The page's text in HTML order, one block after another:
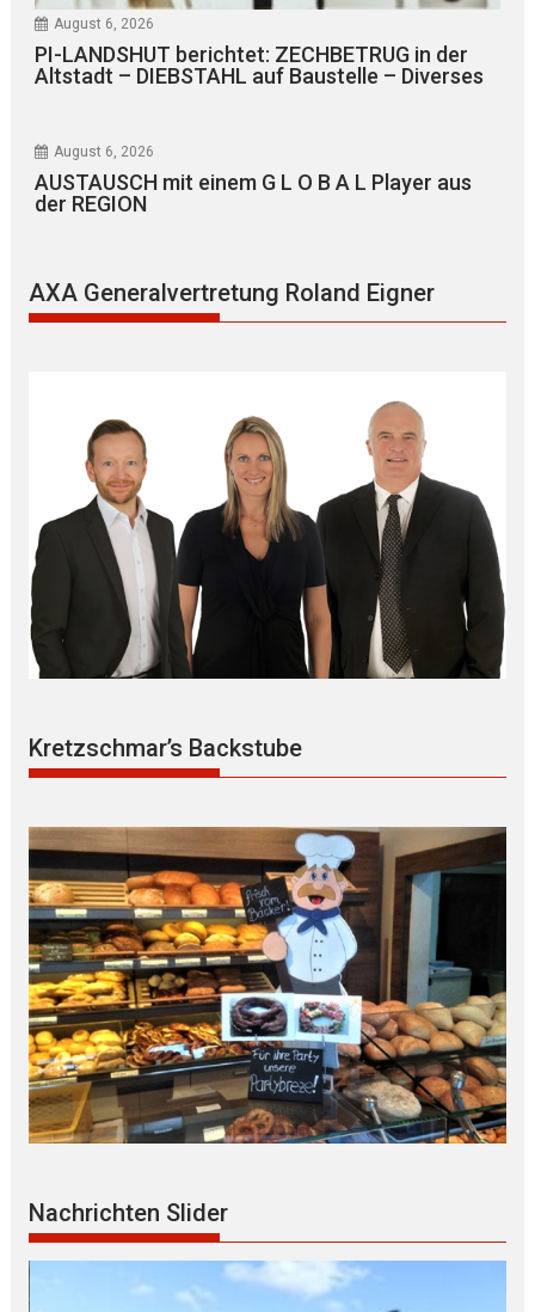
August 6, 2026
PI-LANDSHUT berichtet: ZECHBETRUG in der
Altstadt – DIEBSTAHL auf Baustelle – Diverses
August 6, 2026
AUSTAUSCH mit einem G L O B A L Player aus
der REGION
AXA Generalvertretung Roland Eigner
Kretzschmar’s Backstube
Nachrichten Slider
Kinder-E R L E B N I S T A G begeistert
BESUCHER im Freilichtmuseum